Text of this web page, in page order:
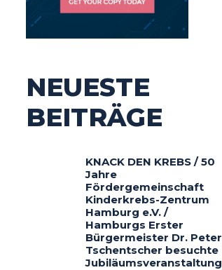
NEUESTE
BEITRÄGE
KNACK DEN KREBS / 50
Jahre
Fördergemeinschaft
Kinderkrebs-Zentrum
Hamburg e.V. /
Hamburgs Erster
Bürgermeister Dr. Peter
Tschentscher besuchte
Jubiläumsveranstaltung